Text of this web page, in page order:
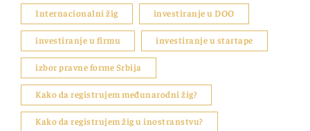
Internacionalni žig investiranje u DOO
investiranje u firmu investiranje u startape
izbor pravne forme Srbija
Kako da registrujem međunarodni žig?
Kako da registrujem žig u inostranstvu?